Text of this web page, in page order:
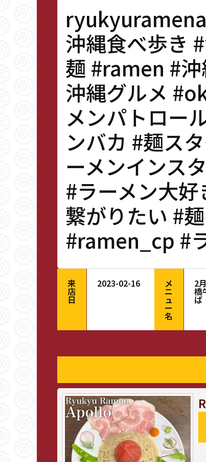
沖縄食べ歩き
麺 #ramen #
沖縄グルメ
メンパトロー
ンバカ #麺ス
ーメンインス
#ラーメン大
繋がりたい #
#ramen_cp #
来
店
日
2023-02-16 メ
ニ
ュ
ー
名
2
橋
ば